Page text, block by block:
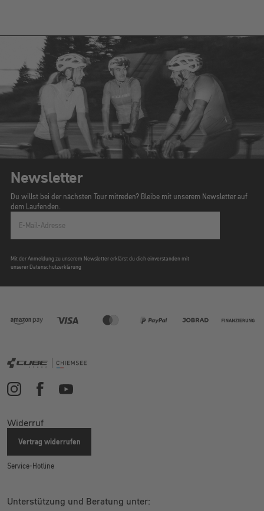
Newsletter
Du willst bei der nächsten Tour mitreden? Bleibe mit unserem Newsletter auf
dem Laufenden.
E-Mail-Adresse
Mit der Anmeldung zu unserem Newsletter erklärst du dich einverstanden mit
unserer Datenschutzerklärung
Widerruf
Vertrag widerrufen
Service-Hotline
Unterstützung und Beratung unter: